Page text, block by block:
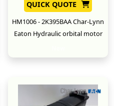
QUICK QUOTE
HM1006 - 2K395BAA Char-Lynn
Eaton Hydraulic orbital motor